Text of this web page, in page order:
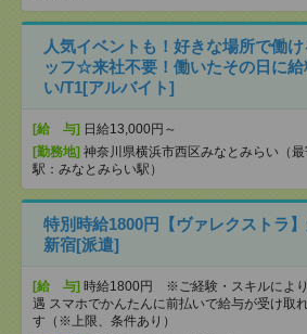
人気イベントも！好きな場所で働
ッフ☆来社不要！働いたその日に
い/T1[アルバイト]
[給 与] 日給13,000円～
[勤務地] 神奈川県横浜市西区みなとみらい（最
駅：みなとみらい駅）
特別時給1800円【ヴァレクストラ
新宿[派遣]
[給 与] 時給1800円 ※ご経験・スキルによ
遇 スマホでかんたんに前払いで給与が受け取
す（※上限、条件あり）